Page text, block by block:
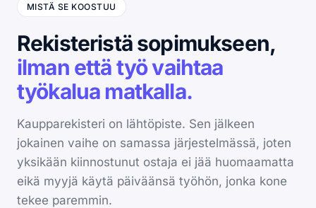
MISTÄ SE KOOSTUU
Rekisteristä sopimukseen,
ilman että työ vaihtaa
työkalua matkalla.
Kaupparekisteri on lähtöpiste. Sen jälkeen
jokainen vaihe on samassa järjestelmässä, joten
yksikään kiinnostunut ostaja ei jää huomaamatta
eikä myyjä käytä päiväänsä työhön, jonka kone
tekee paremmin.